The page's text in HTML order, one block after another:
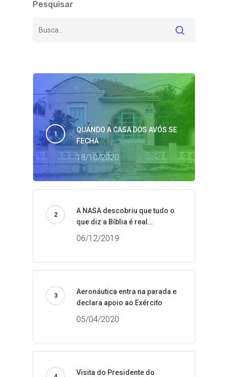
Pesquisar
QUANDO A CASA DOS AVÓS SE
FECHA
18/10/2020
A NASA descobriu que tudo o
que diz a Bíblia é real…
06/12/2019
Aeronáutica entra na parada e
declara apoio ao Exército
05/04/2020
Visita do Presidente do